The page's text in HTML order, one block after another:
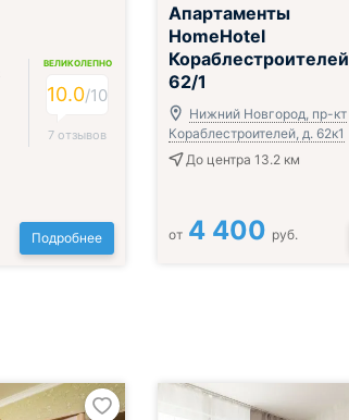
ВЕЛИКОЛЕПНО
10.0/10
7 отзывов
Подробнее
Апартаменты
HomeHotel
Кораблестроителей
62/1
Нижний Новгород, пр-кт
Кораблестроителей, д. 62к1
До центра 13.2 км
от 4 400 руб.